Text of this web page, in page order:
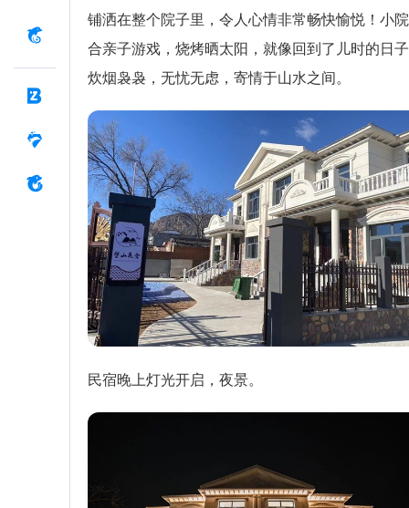
铺洒在整个院子里，令人心情非常畅快愉悦！小
合亲子游戏，烧烤晒太阳，就像回到了儿时的日
炊烟袅袅，无忧无虑，寄情于山水之间。
民宿晚上灯光开启，夜景。